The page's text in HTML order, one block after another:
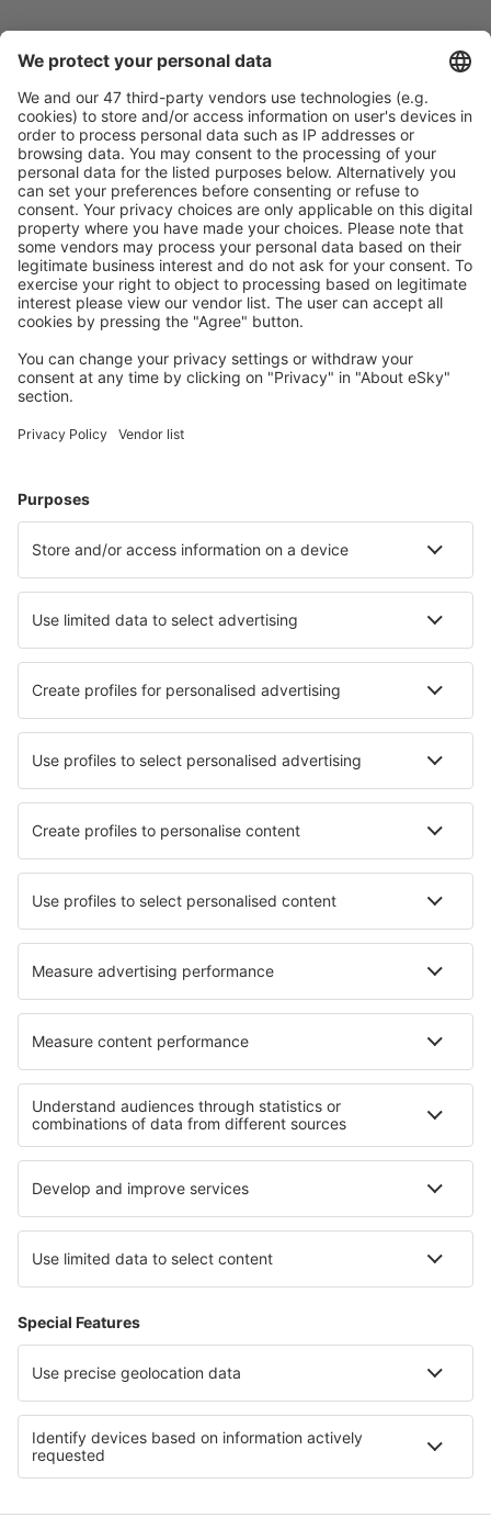
Caută rapid şi uşor
Ofertă adaptată aşteptărilor tale.
Planifică ȋn siguranţă
Rezervare fără griji cu opțiune gratuită de anulare.
Economiseşte mai mult
Prețuri atractive și oferte speciale pentru utilizatorii
conectați.
Cazarea preferată
apartamente și altele.
Cele mai căutate cazări de către utilizatorii eSky
Cazare în Antigua și Barbuda - Orașe populare
Cazare în St. John's Cazare în Jolly Harbour
Cazare în Falmouth Harbour Cazare în English Harbour
Cazare în Bolans Cazare în Dickenson Bay
Cazare în Saint Johnston Village Cazare în Freetown
Cele mai bune locuri de cazare - orașe
Cazare în Drake Bay Cazare în Mesteacăn
Cazare în Ceuti Cazare în Sao Roque do Pico
Cazare în Elatochori Cazare în Kumbakonam
Cazare în Ang Sila Cazare Antronapiana
Cele mai bune locuri de cazare - regiuni
Cazare în Antigua Cazare in Santorini
Cazare În Brașov județul Cazare in Millstatter See